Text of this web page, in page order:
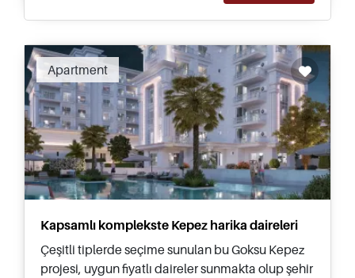
Apartment
Kapsamlı komplekste Kepez harika daireleri
Çeşitli tiplerde seçime sunulan bu Goksu Kepez
projesi, uygun fiyatlı daireler sunmakta olup şehir